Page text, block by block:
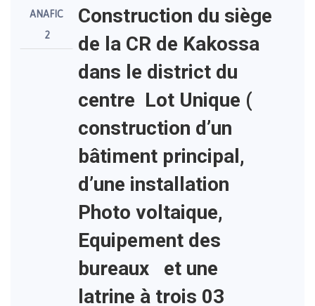
ANAFIC
2
Construction du siège
de la CR de Kakossa
dans le district du
centre Lot Unique (
construction d’un
bâtiment principal,
d’une installation
Photo voltaique,
Equipement des
bureaux et une
latrine à trois 03